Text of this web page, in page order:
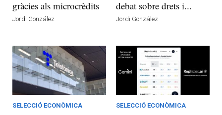
gràcies als microcrèdits
Jordi González
debat sobre drets i...
Jordi González
SELECCIÓ ECONÒMICA SELECCIÓ ECONÒMICA